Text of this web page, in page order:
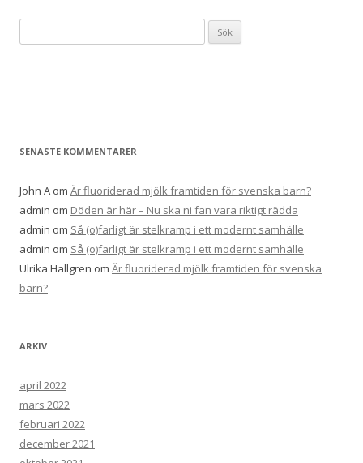
efter:
SENASTE KOMMENTARER
John A om Är fluoriderad mjölk framtiden för svenska barn?
admin om Döden är här – Nu ska ni fan vara riktigt rädda
admin om Så (o)farligt är stelkramp i ett modernt samhälle
admin om Så (o)farligt är stelkramp i ett modernt samhälle
Ulrika Hallgren om Är fluoriderad mjölk framtiden för svenska
barn?
ARKIV
april 2022
mars 2022
februari 2022
december 2021